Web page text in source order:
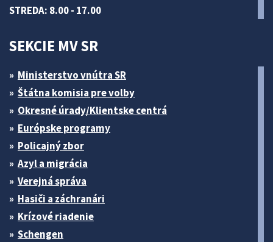
STREDA: 8.00 - 17.00
SEKCIE MV SR
Ministerstvo vnútra SR
Štátna komisia pre volby
Okresné úrady/Klientske centrá
Európske programy
Policajný zbor
Azyl a migrácia
Verejná správa
Hasiči a záchranári
Krízové riadenie
Schengen